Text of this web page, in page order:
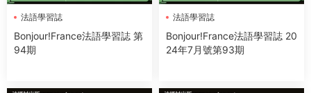
法語學習誌
Bonjour!France法語學習誌 第
94期
法語學習誌
Bonjour!France法語學習誌 20
24年7月號第93期